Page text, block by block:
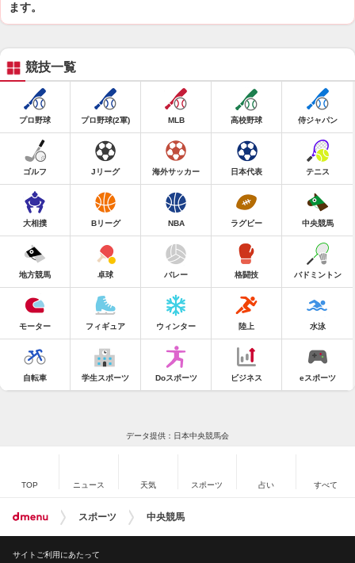
ます。
競技一覧
プロ野球 プロ野球(2軍) MLB 高校野球 侍ジャパン
ゴルフ Jリーグ 海外サッカー 日本代表 テニス
大相撲 Bリーグ NBA ラグビー 中央競馬
地方競馬 卓球 バレー 格闘技 バドミントン
モーター フィギュア ウィンター 陸上 水泳
自転車 学生スポーツ Doスポーツ ビジネス eスポーツ
データ提供：日本中央競馬会
TOP ニュース 天気 スポーツ 占い すべて
スポーツ 中央競馬
サイトご利用にあたって